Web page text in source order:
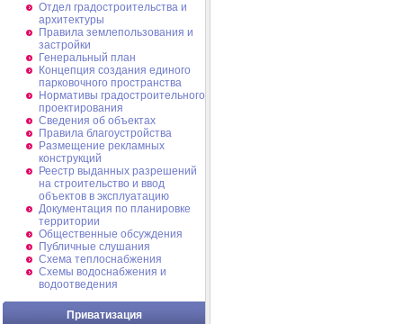
Отдел градостроительства и
архитектуры
Правила землепользования и
застройки
Генеральный план
Концепция создания единого
парковочного пространства
Нормативы градостроительного
проектирования
Сведения об объектах
Правила благоустройства
Размещение рекламных
конструкций
Реестр выданных разрешений
на строительство и ввод
объектов в эксплуатацию
Документация по планировке
территории
Общественные обсуждения
Публичные слушания
Схема теплоснабжения
Схемы водоснабжения и
водоотведения
Приватизация